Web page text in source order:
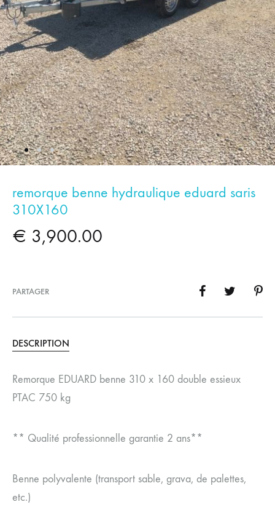
remorque benne hydraulique eduard saris
310X160
€ 3,900.00
PARTAGER
DESCRIPTION
Remorque EDUARD benne 310 x 160 double essieux
PTAC 750 kg
** Qualité professionnelle garantie 2 ans**
Benne polyvalente (transport sable, grava, de palettes,
etc.)